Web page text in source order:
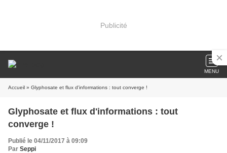
Publicité
MENU
Accueil » Glyphosate et flux d'informations : tout converge !
Glyphosate et flux d'informations : tout
converge !
Publié le 04/11/2017 à 09:09
Par Seppi